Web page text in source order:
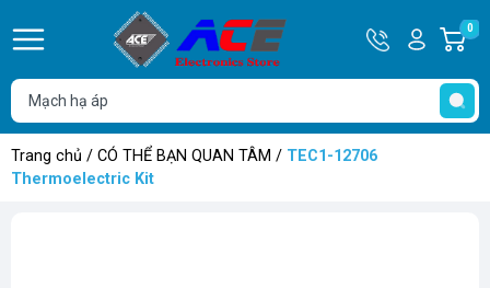
Hotline
0932
762514
Tài
khoản
Hello,
Khách
0
Trang chủ / CÓ THỂ BẠN QUAN TÂM / TEC1-12706
Thermoelectric Kit